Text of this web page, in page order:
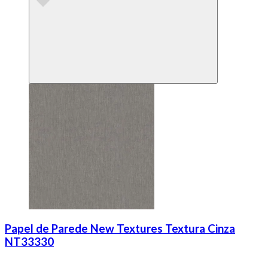
Papel de Parede New Textures Textura Cinza
NT33330